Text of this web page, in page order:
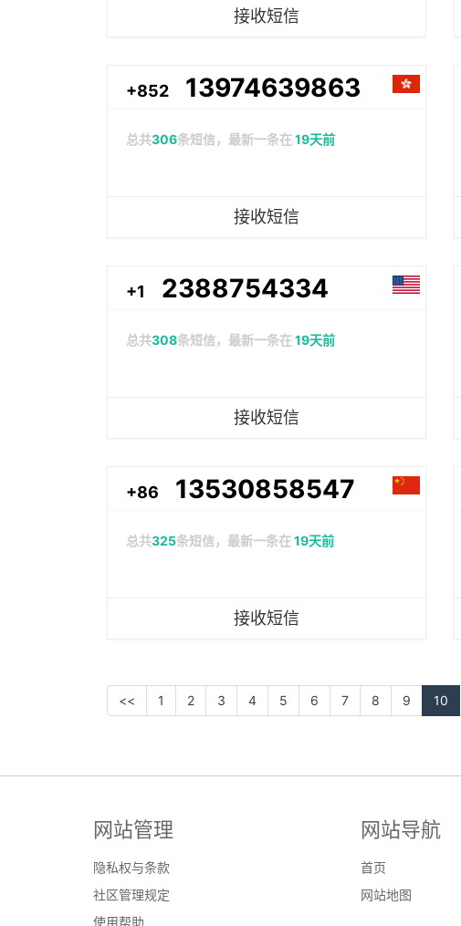
接收短信
+852 13974639863
总共306条短信，最新一条在19天前
接收短信
+1 2388754334
总共308条短信，最新一条在19天前
接收短信
+86 13530858547
总共325条短信，最新一条在19天前
接收短信
<< 1 2 3 4 5 6 7 8 9 10
网站管理
隐私权与条款
社区管理规定
使用帮助
网站导航
首页
网站地图